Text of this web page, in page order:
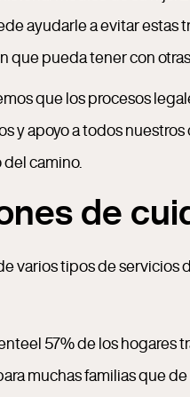
ayudarle a evitar
pueda tener con
que los procesos
y apoyo a todos
camino.
de
varios tipos de
57% de los hogares
muchas familias que